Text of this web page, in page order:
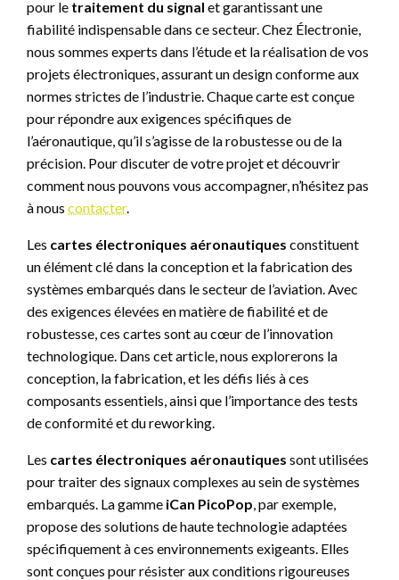
pour le traitement du signal et garantissant une
fiabilité indispensable dans ce secteur. Chez Électronie,
nous sommes experts dans l’étude et la réalisation de vos
projets électroniques, assurant un design conforme aux
normes strictes de l’industrie. Chaque carte est conçue
pour répondre aux exigences spécifiques de
l’aéronautique, qu’il s’agisse de la robustesse ou de la
précision. Pour discuter de votre projet et découvrir
comment nous pouvons vous accompagner, n’hésitez pas
à nous contacter.
Les cartes électroniques aéronautiques constituent
un élément clé dans la conception et la fabrication des
systèmes embarqués dans le secteur de l’aviation. Avec
des exigences élevées en matière de fiabilité et de
robustesse, ces cartes sont au cœur de l’innovation
technologique. Dans cet article, nous explorerons la
conception, la fabrication, et les défis liés à ces
composants essentiels, ainsi que l’importance des tests
de conformité et du reworking.
Les cartes électroniques aéronautiques sont utilisées
pour traiter des signaux complexes au sein de systèmes
embarqués. La gamme iCan PicoPop, par exemple,
propose des solutions de haute technologie adaptées
spécifiquement à ces environnements exigeants. Elles
sont conçues pour résister aux conditions rigoureuses